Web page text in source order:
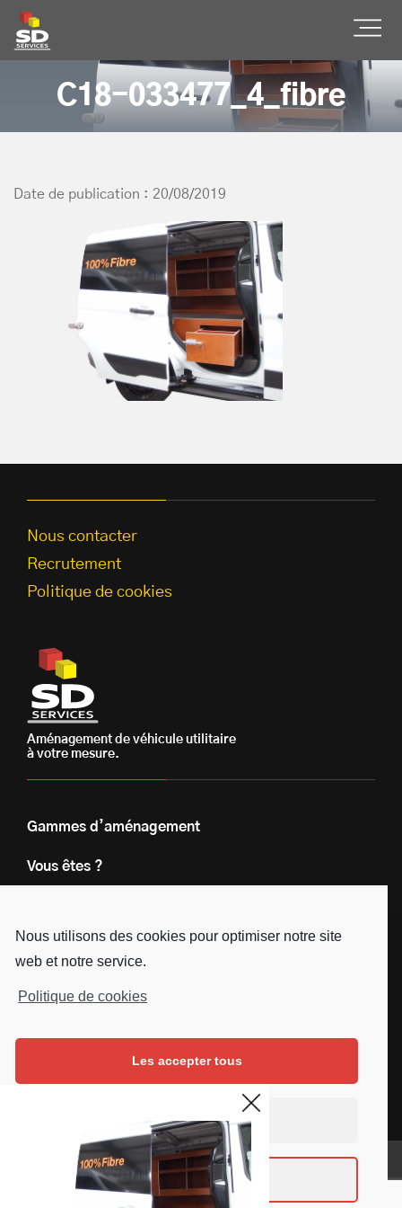
Nous utilisons des cookies pour optimiser notre site
web et notre service.
Politique de cookies
Les accepter tous
Continuer sans accepter
Voir les préférences
SD Services
C18-033477_4_fibre
Date de publication : 20/08/2019
Nous contacter
Recrutement
Politique de cookies
Aménagement de véhicule utilitaire
à votre mesure.
Gammes d’aménagement
Vous êtes ?
Le groupe
Instagram
Linkedin
Youtube
Mentions légales
Copyright © SD Services - 2019